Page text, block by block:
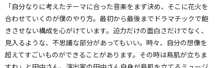
「自分なりに考えたテーマに合った音楽をまず決め、そこに花火を
合わせていくのが僕のやり方。最初から最後までドラマチックで飽
きさせない構成を心がけています。迫力だけの面白さだけでなく、
見入るような、不思議な部分があってもいい。時々、自分の想像を
超えてすごいものができることがあります。その時は鳥肌が立ちま